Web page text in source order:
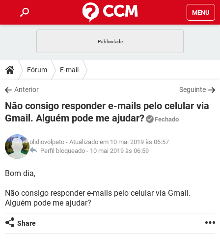
MENU
CELULAR
OUTLOOK
INSTAGRAM GMAIL
GUIA DE COMPRAS
DICAS
JOGOS
OUTLOOK EXCEL
GUIA DE COMPRAS
DOWNLOADS
JOGOS WHATSAPP
CELULAR FACEBOOK
OUTLOOK EXCEL
INSTAGRAM
GUIA DE COMPRAS
FÓRUM
CELULAR FACEBOOK
GUIA DE COMPRAS
GLOSSÁRIO
JOGOS
CELULAR
OUTLOOK EXCEL
INSTAGRAM
GUIA DE COMPRAS
Fórum E-mail
Anterior Seguinte
Não consigo responder e-mails pelo celular via
Gmail. Alguém pode me ajudar?
Fechado
olidiovolpato - Atualizado em 10 mai 2019 às 06:57
Perfil bloqueado - 10 mai 2019 às 06:59
Bom dia,
Não consigo responder e-mails pelo celular via Gmail.
Alguém pode me ajudar?
Share